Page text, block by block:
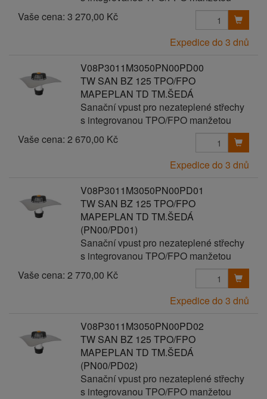
Vaše cena: 3 270,00 Kč
Expedice do 3 dnů
V08P3011M3050PN00PD00
TW SAN BZ 125 TPO/FPO
MAPEPLAN TD TM.ŠEDÁ
Sanační vpust pro nezateplené střechy
s integrovanou TPO/FPO manžetou
Vaše cena: 2 670,00 Kč
Expedice do 3 dnů
V08P3011M3050PN00PD01
TW SAN BZ 125 TPO/FPO
MAPEPLAN TD TM.ŠEDÁ
(PN00/PD01)
Sanační vpust pro nezateplené střechy
s integrovanou TPO/FPO manžetou
Vaše cena: 2 770,00 Kč
Expedice do 3 dnů
V08P3011M3050PN00PD02
TW SAN BZ 125 TPO/FPO
MAPEPLAN TD TM.ŠEDÁ
(PN00/PD02)
Sanační vpust pro nezateplené střechy
s integrovanou TPO/FPO manžetou